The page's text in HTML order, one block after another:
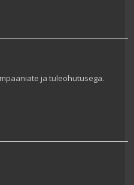
ja tuleohutusega.